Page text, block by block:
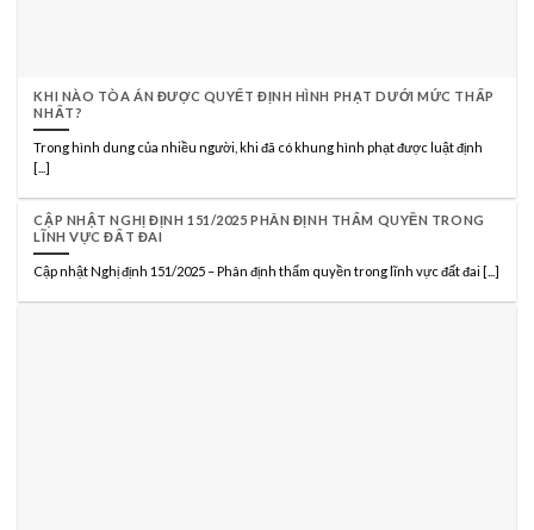
KHI NÀO TÒA ÁN ĐƯỢC QUYẾT ĐỊNH HÌNH PHẠT DƯỚI MỨC THẤP
NHẤT?
Trong hình dung của nhiều người, khi đã có khung hình phạt được luật định
[...]
CẬP NHẬT NGHỊ ĐỊNH 151/2025 PHÂN ĐỊNH THẨM QUYỀN TRONG
LĨNH VỰC ĐẤT ĐAI
Cập nhật Nghị định 151/2025 – Phân định thẩm quyền trong lĩnh vực đất đai [...]